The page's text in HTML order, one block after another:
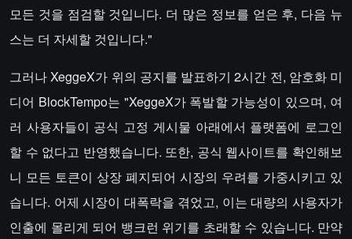
모든 것을 점검할 것입니다. 더 많은 정보를 얻은 후, 다음 뉴
스는 더 자세할 것입니다."
그러나 XeggeX가 위의 공지를 발표하기 2시간 전, 암호화 미
디어 BlockTempo는 "XeggeX가 폭발할 가능성이 있으며, 여
러 사용자들이 공식 고정 게시물 아래에서 플랫폼에 로그인
할 수 없다고 반영했습니다. 또한, 공식 웹사이트를 확인해보
니 모든 토큰이 상장 폐지되어 시장의 우려를 가중시키고 있
습니다. 어제 시장이 대폭락을 겪었고, 이는 대량의 사용자가
인출에 몰리게 되어 뱅크런 위기를 초래할 수 있습니다. 만약